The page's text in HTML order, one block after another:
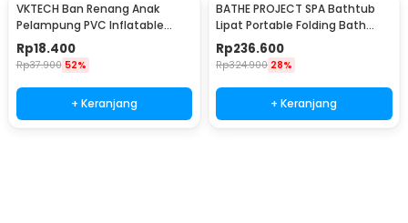
VKTECH Ban Renang Anak
Pelampung PVC Inflatable
Swimming Ring 70cm - V03
Rp18.400
Rp37.900 52%
+ Keranjang
BATHE PROJECT SPA Bathtub
Lipat Portable Folding Bath
110x60x50cm - 18403
Rp236.600
Rp324.900 28%
+ Keranjang